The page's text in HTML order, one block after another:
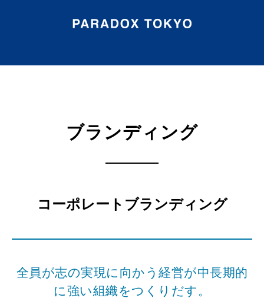
ブランディング
コーポレートブランディング
全員が志の実現に向かう経営が中長期的
に強い組織をつくりだす。